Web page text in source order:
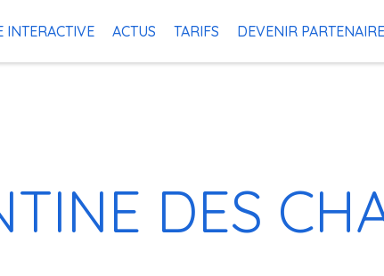
INTERACTIVE ACTUS TARIFS DEVENIR PARTENAIRE
DES